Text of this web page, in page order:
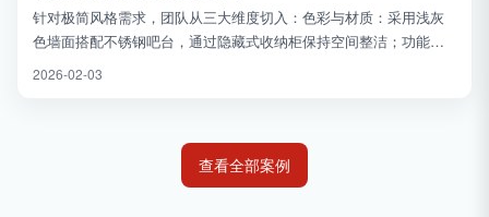
针对极简风格需求，团队从三大维度切入：色彩与材质：采用浅灰
色墙面搭配不锈钢吧台，通过隐藏式收纳柜保持空间整洁；功能分
区优化：设置外摆区与半围合卡座，利用水磨石阶梯划分高低错落
2026-02-03
查看全部案例